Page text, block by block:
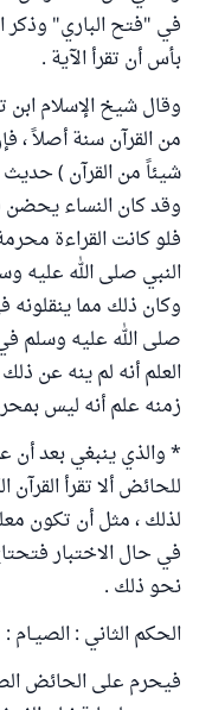
في "فتح الباري" وذكر
بأس أن تقرأ الآية .
وقال شيخ الإسلام
من القرآن سنة أصلاً ،
شيئاً من القرآن )
وقد كان النساء يحضن
فلو كانت القراءة
النبي صلى الله عليه
وكان ذلك مما ينقلونه
صلى الله عليه وسلم
العلم أنه لم ينه عن
زمنه علم أنه ليس
* والذي ينبغي بعد أن
للحائض ألا تقرأ القرآن
لذلك ، مثل أن تكون
في حال الاختبار
نحو ذلك .
الحكم الثاني : الصيـام :
فيحرم على الحائض